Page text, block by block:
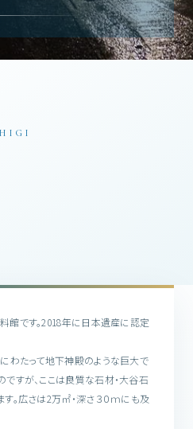
館です。2018年に日本遺産に認定
わたって地下神殿のような巨大で
すが、ここは良質な石材・大谷石
。広さは2万㎡・深さ３０ｍにも及